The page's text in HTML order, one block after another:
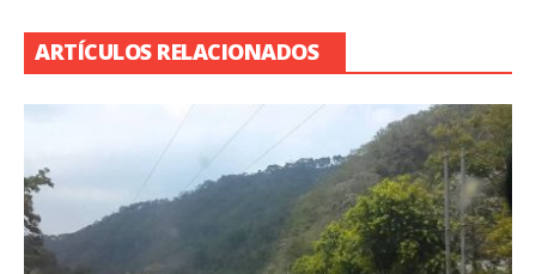
ARTÍCULOS RELACIONADOS